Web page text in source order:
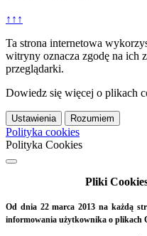
↑↑↑
Ta strona internetowa
witryny oznacza zgodę na ich
przeglądarki.
Dowiedz się więcej o plikach
Ustawienia Rozumiem
Polityka cookies
Polityka Cookies
Pliki
Od dnia 22 marca 2013 na każdą
informowania użytkownika o plikach